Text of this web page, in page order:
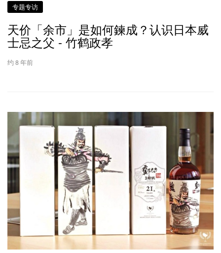
专题专访
天价「余市」是如何鍊成？认识日本威
士忌之父 - 竹鹤政孝
约 8 年前